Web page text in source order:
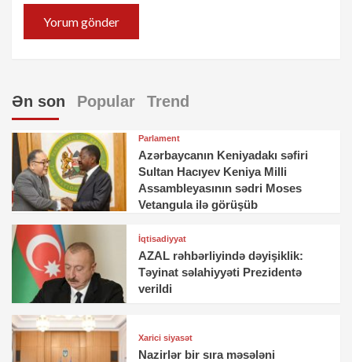
Ən son Popular Trend
Parlament
Azərbaycanın Keniyadakı səfiri
Sultan Hacıyev Keniya Milli
Assambleyasının sədri Moses
Vetangula ilə görüşüb
İqtisadiyyat
AZAL rəhbərliyində dəyişiklik:
Təyinat səlahiyyəti Prezidentə
verildi
Xarici siyasət
Nazirlər bir sıra məsələni